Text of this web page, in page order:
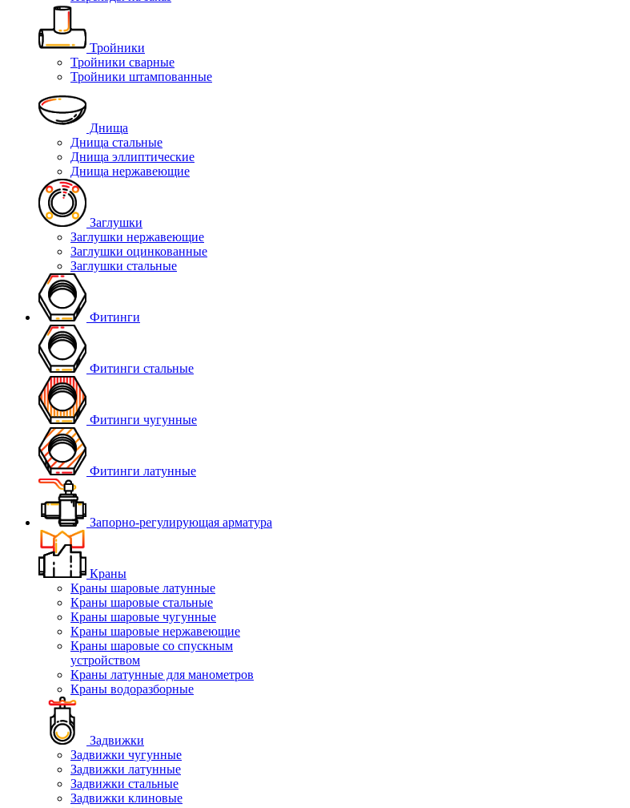
Тройники
Тройники сварные
Тройники штампованные
Днища
Днища стальные
Днища эллиптические
Днища нержавеющие
Заглушки
Заглушки нержавеющие
Заглушки оцинкованные
Заглушки стальные
Фитинги
Фитинги стальные
Фитинги чугунные
Фитинги латунные
Запорно-регулирующая арматура
Краны
Краны шаровые латунные
Краны шаровые стальные
Краны шаровые чугунные
Краны шаровые нержавеющие
Краны шаровые со спускным
устройством
Краны латунные для манометров
Краны водоразборные
Задвижки
Задвижки чугунные
Задвижки латунные
Задвижки стальные
Задвижки клиновые